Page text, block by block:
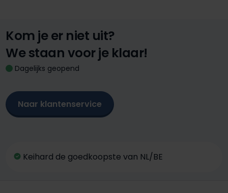
Kom je er niet uit?
We staan voor je klaar!
Dagelijks geopend
Naar klantenservice
Keihard de goedkoopste van NL/BE